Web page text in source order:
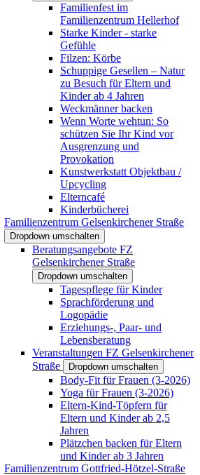
Familienfest im
Familienzentrum Hellerhof
Starke Kinder - starke
Gefühle
Filzen: Körbe
Schuppige Gesellen – Natur
zu Besuch für Eltern und
Kinder ab 4 Jahren
Weckmänner backen
Wenn Worte wehtun: So
schützen Sie Ihr Kind vor
Ausgrenzung und
Provokation
Kunstwerkstatt Objektbau /
Upcycling
Elterncafé
Kinderbücherei
Familienzentrum Gelsenkirchener Straße
Dropdown umschalten
Beratungsangebote FZ
Gelsenkirchener Straße
Dropdown umschalten
Tagespflege für Kinder
Sprachförderung und
Logopädie
Erziehungs-, Paar- und
Lebensberatung
Veranstaltungen FZ Gelsenkirchener
Straße
Dropdown umschalten
Body-Fit für Frauen (3-2026)
Yoga für Frauen (3-2026)
Eltern-Kind-Töpfern für
Eltern und Kinder ab 2,5
Jahren
Plätzchen backen für Eltern
und Kinder ab 3 Jahren
Familienzentrum Gottfried-Hötzel-Straße